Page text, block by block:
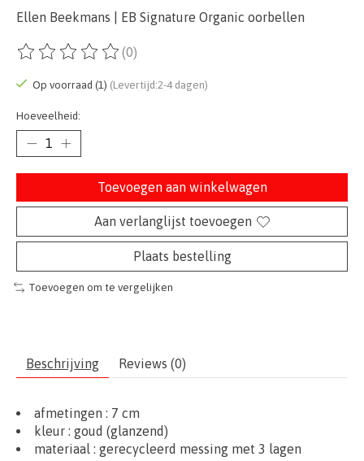
Ellen Beekmans | EB Signature Organic oorbellen
De beoordeling van dit product is
(0)
Op voorraad (1) (Levertijd:2-4 dagen)
Hoeveelheid:
Toevoegen aan winkelwagen
Aan verlanglijst toevoegen
Plaats bestelling
Toevoegen om te vergelijken
Beschrijving Reviews (0)
afmetingen : 7 cm
kleur : goud (glanzend)
materiaal : gerecycleerd messing met 3 lagen